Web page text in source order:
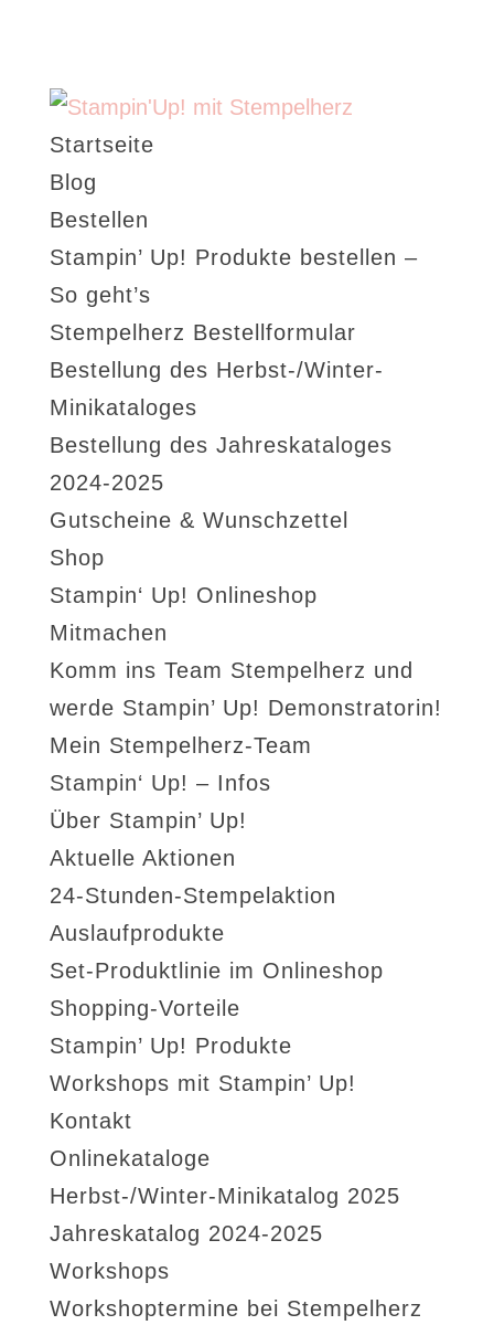
Startseite
Blog
Bestellen
Stampin’ Up! Produkte bestellen –
So geht’s
Stempelherz Bestellformular
Bestellung des Herbst-/Winter-
Minikataloges
Bestellung des Jahreskataloges
2024-2025
Gutscheine & Wunschzettel
Shop
Stampin‘ Up! Onlineshop
Mitmachen
Komm ins Team Stempelherz und
werde Stampin’ Up! Demonstratorin!
Mein Stempelherz-Team
Stampin‘ Up! – Infos
Über Stampin’ Up!
Aktuelle Aktionen
24-Stunden-Stempelaktion
Auslaufprodukte
Set-Produktlinie im Onlineshop
Shopping-Vorteile
Stampin’ Up! Produkte
Workshops mit Stampin’ Up!
Kontakt
Onlinekataloge
Herbst-/Winter-Minikatalog 2025
Jahreskatalog 2024-2025
Workshops
Workshoptermine bei Stempelherz